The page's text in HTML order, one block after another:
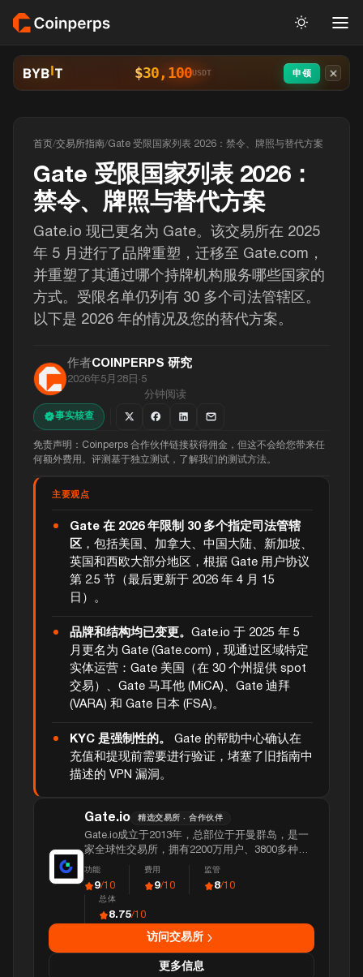
$30,100USDT 申领
首页/交易所指南/Gate 受限国家列表 2026：禁令、牌照与替代方案
Gate 受限国家列表 2026：
禁令、牌照与替代方案
Gate.io 现已更名为 Gate。该交易所在 2025
年 5 月进行了品牌重塑，迁移至 Gate.com，
并重塑了其通过哪个持牌机构服务哪些国家的
方式。受限名单仍列有 30 多个司法管辖区。
以下是 2026 年的情况及您的替代方案。
作者COINPERPS 研究
2026年5月28日 ·5
分钟阅读
事实核查
免责声明：Coinperps 合作伙伴链接获得佣金，但这不会给您带来任
何额外费用。评测基于独立测试，了解我们的测试方法。
主要观点
Gate 在 2026 年限制 30 多个指定司法管辖
区，包括美国、加拿大、中国大陆、新加坡、
英国和西欧大部分地区，根据 Gate 用户协议
第 2.5 节（最后更新于 2026 年 4 月 15
日）。
品牌和结构均已变更。 Gate.io 于 2025 年 5
月更名为 Gate (Gate.com)，现通过区域特定
实体运营：Gate 美国（在 30 个州提供 spot
交易）、Gate 马耳他 (MiCA)、Gate 迪拜
(VARA) 和 Gate 日本 (FSA)。
KYC 是强制性的。
Gate 的帮助中心确认在
充值和提现前需要进行验证，堵塞了旧指南中
描述的 VPN 漏洞。
Gate.io 精选交易所 · 合作伙伴
Gate.io成立于2013年，总部位于开曼群岛，是一
家全球性交易所，拥有2200万用户、3800多种资
产、560个perpetual交易对，日交易量超过90亿美
元。
功能
9/10
费用
9/10
监管
8/10
总体
8.75/10
访问交易所
更多信息